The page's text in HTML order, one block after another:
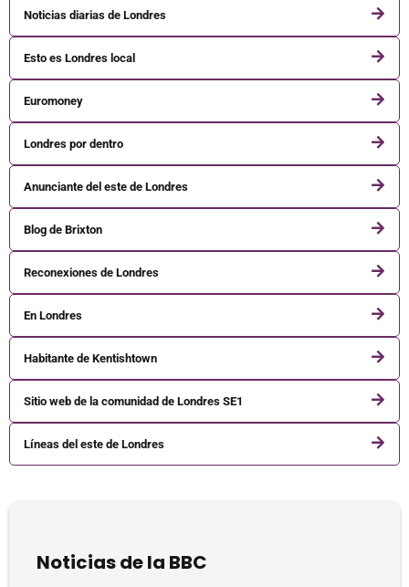
Noticias diarias de Londres
Esto es Londres local
Euromoney
Londres por dentro
Anunciante del este de Londres
Blog de Brixton
Reconexiones de Londres
En Londres
Habitante de Kentishtown
Sitio web de la comunidad de Londres SE1
Líneas del este de Londres
Noticias de la BBC